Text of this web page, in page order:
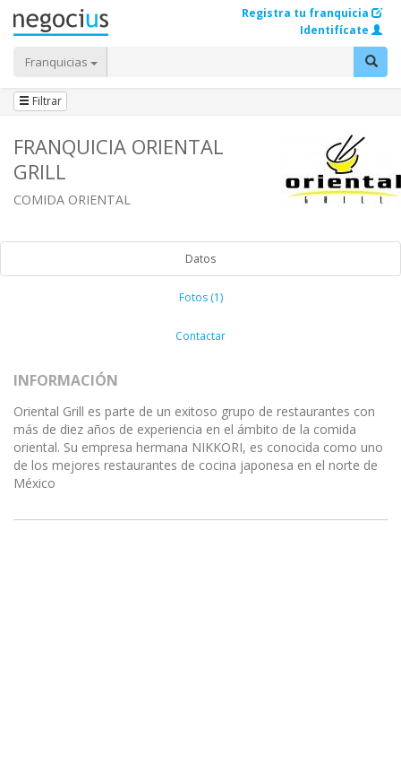
Franquicias
Registra tu franquicia
Identifícate
Filtrar
FRANQUICIA ORIENTAL
GRILL
COMIDA ORIENTAL
Datos
Fotos (1)
Contactar
INFORMACIÓN
Oriental Grill es parte de un exitoso grupo de restaurantes con
más de diez años de experiencia en el ámbito de la comida
oriental. Su empresa hermana NIKKORI, es conocida como uno
de los mejores restaurantes de cocina japonesa en el norte de
México